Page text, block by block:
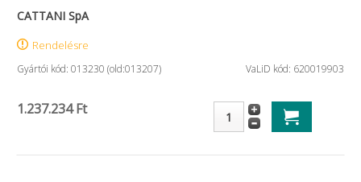
CATTANI SpA
Rendelésre
Gyártói kód: 013230 (old:013207) VaLiD kód: 620019903
1.237.234 Ft